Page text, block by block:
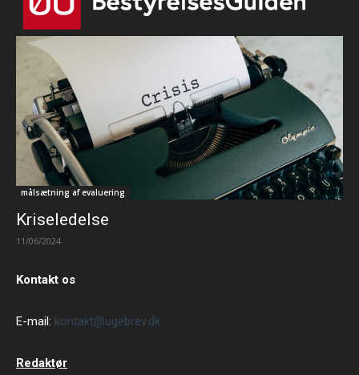
målsætning af evaluering
Kriseledelse
11/06/2024
Kontakt os
E-mail: kontakt@ugebrev.dk
Redaktør